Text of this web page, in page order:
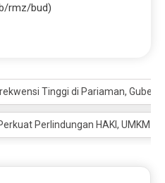
rmz/bud)
Tinggi di Pariaman,
Perlindungan HAKI, UMKM